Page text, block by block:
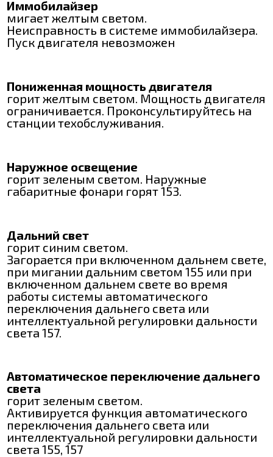
Иммобилайзер
мигает желтым светом.
Неисправность в системе иммобилайзера.
Пуск двигателя невозможен
Пониженная мощность двигателя
горит желтым светом. Мощность двигателя
ограничивается. Проконсультируйтесь на
станции техобслуживания.
Наружное освещение
горит зеленым светом. Наружные
габаритные фонари горят 153.
Дальний свет
горит синим светом.
Загорается при включенном дальнем свете,
при мигании дальним светом 155 или при
включенном дальнем свете во время
работы системы автоматического
переключения дальнего света или
интеллектуальной регулировки дальности
света 157.
Автоматическое переключение дальнего
света
горит зеленым светом.
Активируется функция автоматического
переключения дальнего света или
интеллектуальной регулировки дальности
света 155, 157